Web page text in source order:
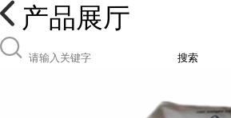
产品展厅
搜索